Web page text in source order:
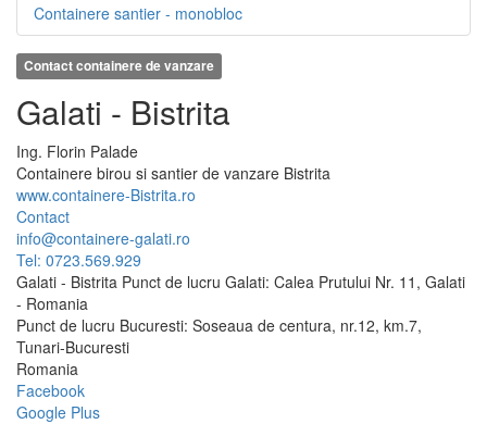
Containere santier - monobloc
Contact containere de vanzare
Galati - Bistrita
Ing. Florin Palade
Containere birou si santier de vanzare Bistrita
www.containere-Bistrita.ro
Contact
info@containere-galati.ro
Tel: 0723.569.929
Galati - Bistrita Punct de lucru Galati: Calea Prutului Nr. 11, Galati
- Romania
Punct de lucru Bucuresti: Soseaua de centura, nr.12, km.7,
Tunari-Bucuresti
Romania
Facebook
Google Plus